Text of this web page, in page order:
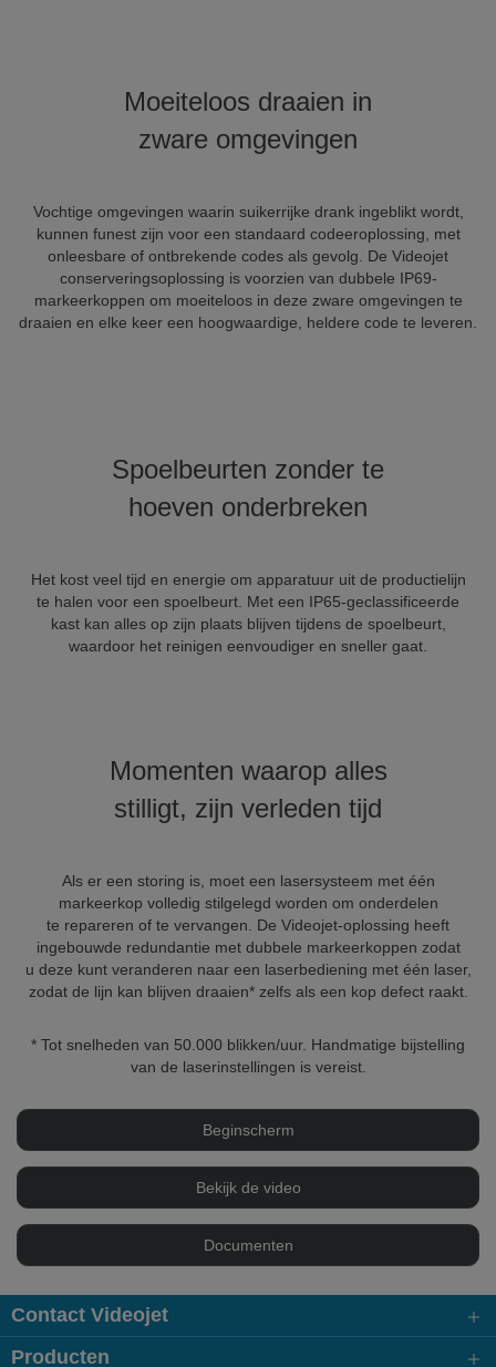
Moeiteloos draaien in
zware omgevingen
Vochtige omgevingen waarin suikerrijke drank ingeblikt wordt,
kunnen funest zijn voor een standaard codeeroplossing, met
onleesbare of ontbrekende codes als gevolg. De Videojet
conserveringsoplossing is voorzien van dubbele IP69-
markeerkoppen om moeiteloos in deze zware omgevingen te
draaien en elke keer een hoogwaardige, heldere code te leveren.
Spoelbeurten zonder te
hoeven onderbreken
Het kost veel tijd en energie om apparatuur uit de productielijn
te halen voor een spoelbeurt. Met een IP65-geclassificeerde
kast kan alles op zijn plaats blijven tijdens de spoelbeurt,
waardoor het reinigen eenvoudiger en sneller gaat.
Momenten waarop alles
stilligt, zijn verleden tijd
Als er een storing is, moet een lasersysteem met één
markeerkop volledig stilgelegd worden om onderdelen
te repareren of te vervangen. De Videojet-oplossing heeft
ingebouwde redundantie met dubbele markeerkoppen zodat
u deze kunt veranderen naar een laserbediening met één laser,
zodat de lijn kan blijven draaien* zelfs als een kop defect raakt.
* Tot snelheden van 50.000 blikken/uur. Handmatige bijstelling
van de laserinstellingen is vereist.
Beginscherm
Bekijk de video
Documenten
Contact Videojet
Producten